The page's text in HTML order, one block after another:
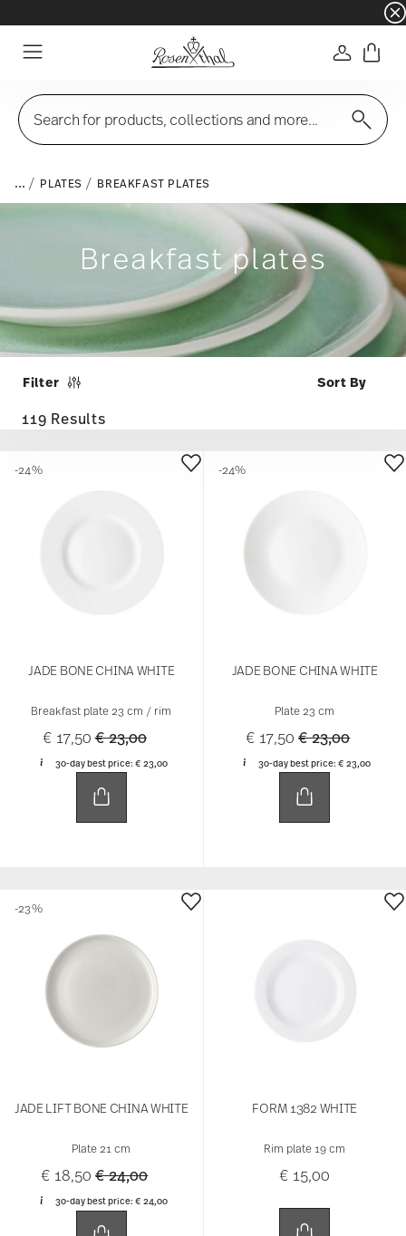
☀️ Summer SALE – Save even more: an
Login
Search for products, collections and more...
... PLATES BREAKFAST PLATES
Breakfast plates
Filter
119 Results
JADE BONE CHINA WHITE
Breakfast plate 23 cm / rim
€ 17,50Price reduced from
€ 23,00to
30-day best price: € 23,00
-24%
JADE BONE CHINA WHITE
Plate 23 cm
€ 17,50Price reduced
€ 23,00to
30-day best price:€ 23,00
-24%
JADE LIFT BONE CHINA WHITE
Plate 21 cm
€ 18,50Price reduced from
€ 24,00to
30-day best price: € 24,00
-23%
FORM 1382 WHITE
Rim plate 19 cm
€ 15,00